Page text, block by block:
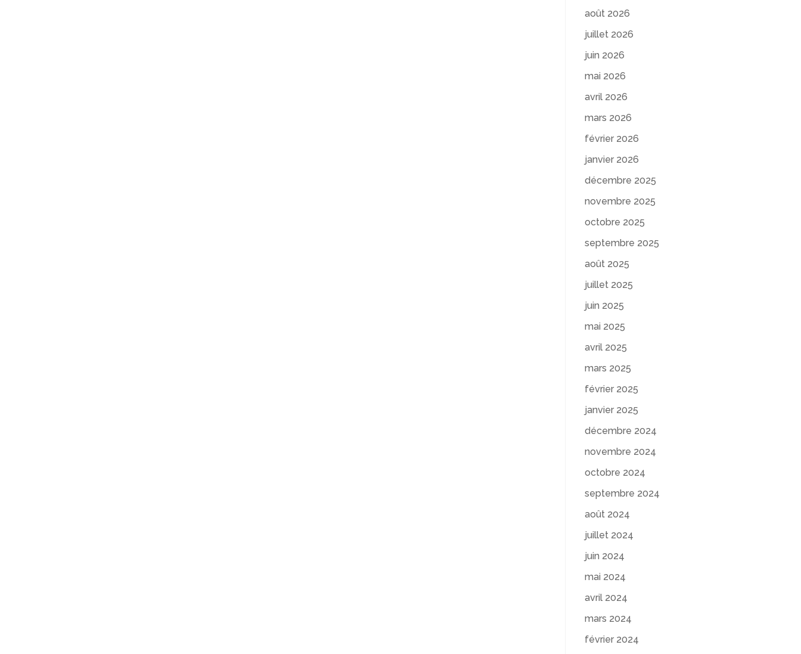
août 2026
juillet 2026
juin 2026
mai 2026
avril 2026
mars 2026
février 2026
janvier 2026
décembre 2025
novembre 2025
octobre 2025
septembre 2025
août 2025
juillet 2025
juin 2025
mai 2025
avril 2025
mars 2025
février 2025
janvier 2025
décembre 2024
novembre 2024
octobre 2024
septembre 2024
août 2024
juillet 2024
juin 2024
mai 2024
avril 2024
mars 2024
février 2024